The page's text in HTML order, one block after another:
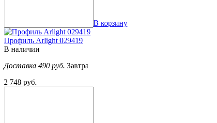
В корзину
Профиль Arlight 029419
В наличии
Доставка 490 руб. Завтра
2 748 руб.